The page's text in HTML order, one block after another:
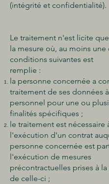
(intégrité et confidentialité).
Le traitement n'est licite
la mesure où, au moins une
conditions suivantes est
remplie :
la personne concernée a
traitement de ses données
personnel pour une ou
finalités spécifiques ;
le traitement est nécessaire
l'exécution d'un contrat
personne concernée est
l'exécution de mesures
précontractuelles prises à
de celle-ci ;